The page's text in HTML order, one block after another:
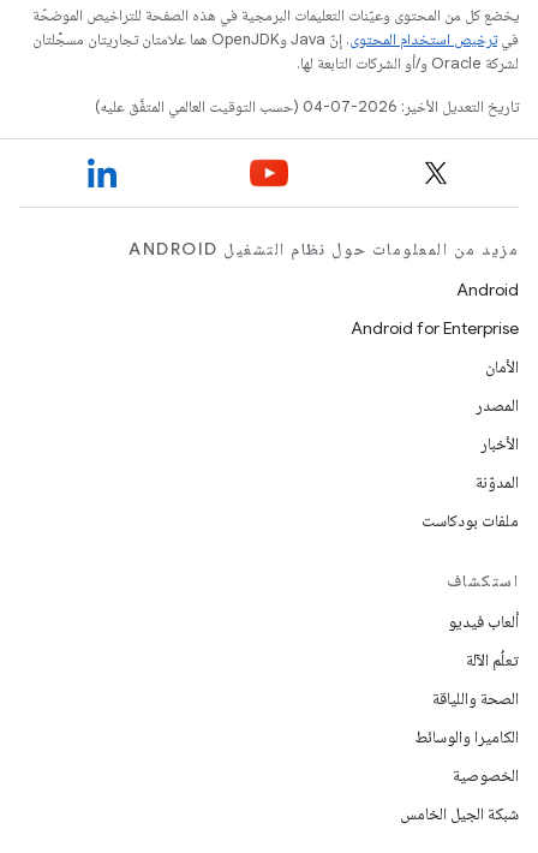
يخضع كل من المحتوى وعيّنات التعليمات البرمجية في هذه الصفحة للتراخيص الموضحّة
فيترخيص استخدام المحتوى
. إنّ Java وOpenJDK هما علامتان تجاريتان مسجَّلتان
لشركة Oracle و/أو الشركات التابعة لها.
تاريخ التعديل الأخير: 2026-07-04 (حسب التوقيت العالمي المتفَّق عليه)
مزيد من المعلومات حول نظام التشغيل ANDROID
Android
Android for Enterprise
الأمان
المصدر
الأخبار
المدوّنة
ملفات بودكاست
استكشاف
ألعاب فيديو
تعلُم الآلة
الصحة واللياقة
الكاميرا والوسائط
الخصوصية
شبكة الجيل الخامس